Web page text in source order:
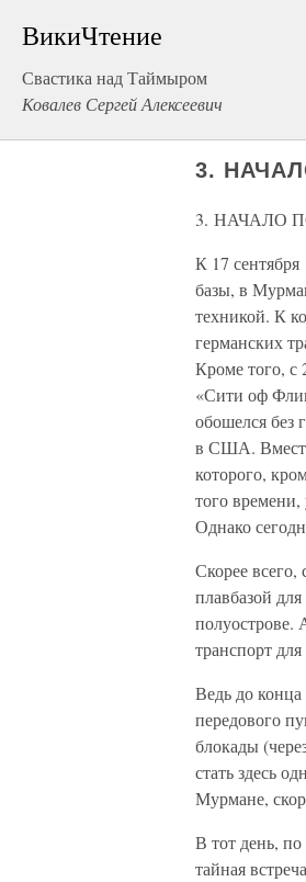
ВикиЧтение
Свастика над Таймыром
Ковалев Сергей Алексеевич
3.
3. НАЧАЛО
К 17 сентября
базы, в
техникой. К
германских
Кроме того, с
«Сити оф
обошелся без
в США.
которого,
того
Однако
Скорее
плавбазой
полуострове.
транспорт
Ведь до
передового
блокады
стать здесь
Мурмане,
В тот день,
тайная